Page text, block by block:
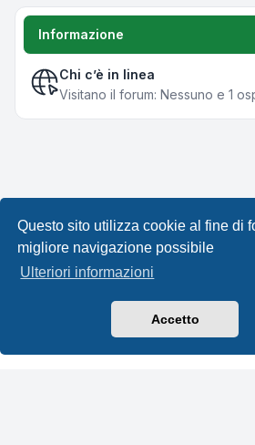
Questo sito utilizza cookie al fine di
migliore navigazione possibile
Ulteriori informazioni
Accetto
Informazione
Chi c’è in linea
Visitano il forum: Nessuno e 1
Creato daphpBB® Forum Software ©
Leenoz.com
phpBB-Italia.it
Condizioni|Tutti gli orari sono